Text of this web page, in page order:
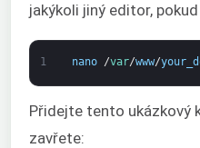
jakýkoli jiný editor,
1 nano /var/www/
Přidejte tento ukázkový
zavřete: